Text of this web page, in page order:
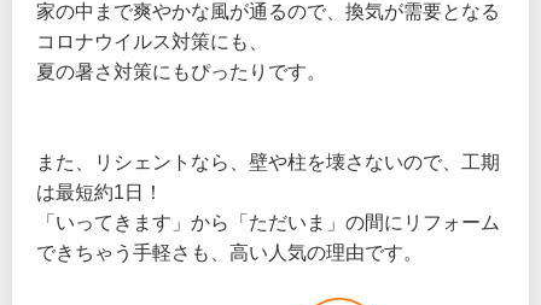
家の中まで爽やかな風が通るので、換気が需要となる
コロナウイルス対策にも、
夏の暑さ対策にもぴったりです。
また、リシェントなら、壁や柱を壊さないので、工期
は最短約1日！
「いってきます」から「ただいま」の間にリフォーム
できちゃう手軽さも、高い人気の理由です。